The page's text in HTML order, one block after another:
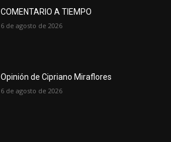
COMENTARIO A TIEMPO
6 de agosto de 2026
Opinión de Cipriano Miraflores
6 de agosto de 2026